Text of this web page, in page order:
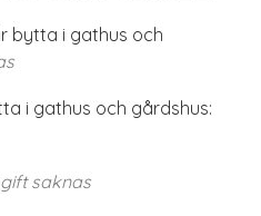
bytta i gathus och
i gathus och gårdshus:
saknas